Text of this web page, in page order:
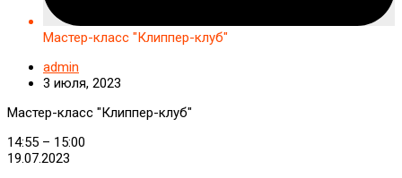
Мастер-класс "Клиппер-клуб"
admin
3 июля, 2023
Мастер-класс "Клиппер-клуб"
14:55 – 15:00
19.07.2023